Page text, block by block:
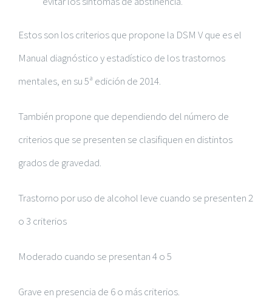
Estos son los criterios que propone la DSM V que es el
Manual diagnóstico y estadístico de los trastornos
mentales, en su 5ª edición de 2014.
También propone que dependiendo del número de
criterios que se presenten se clasifiquen en distintos
grados de gravedad.
Trastorno por uso de alcohol leve cuando se presenten 2
o 3 criterios
Moderado cuando se presentan 4 o 5
Grave en presencia de 6 o más criterios.